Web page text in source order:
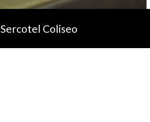
Sercotel Coliseo